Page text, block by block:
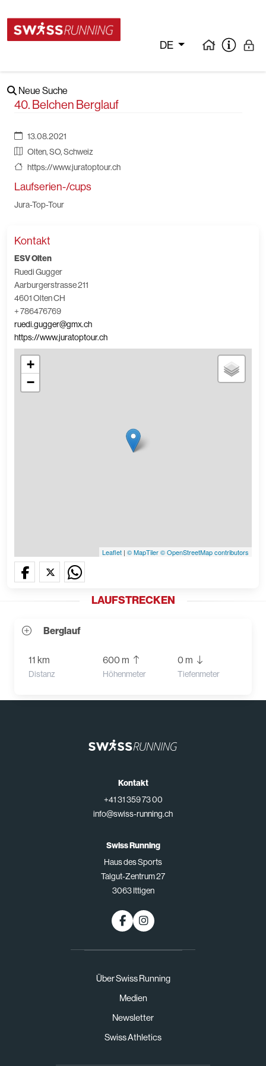
DE
Neue Suche
40. Belchen Berglauf
13.08.2021
Olten, SO, Schweiz
https://www.juratoptour.ch
Laufserien-/cups
Jura-Top-Tour
Kontakt
ESV Olten
Ruedi Gugger
Aarburgerstrasse 211
4601 Olten CH
+ 786476769
ruedi.gugger@gmx.ch
https://www.juratoptour.ch
+
−
Leaflet | © MapTiler© OpenStreetMap contributors
LAUFSTRECKEN
Berglauf
11 km
Distanz
600 m
Höhenmeter
0 m
Tiefenmeter
Über Swiss Running
Medien
Newsletter
Swiss Athletics
Kontakt
+41 31 359 73 00
info@swiss-running.ch
Swiss Running
Haus des Sports
Talgut-Zentrum 27
3063 Ittigen